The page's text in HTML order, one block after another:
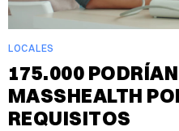
LOCALES
175.000 PODRÍAN
MASSHEALTH
REQUISITOS